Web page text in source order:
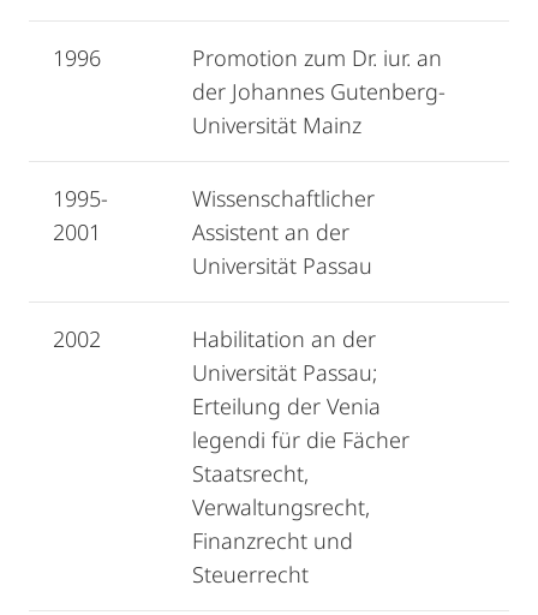
1996
Promotion zum Dr. iur. an
der Johannes Gutenberg-
Universität Mainz
1995-
2001
Wissenschaftlicher
Assistent an der
Universität Passau
2002
Habilitation an der
Universität Passau;
Erteilung der Venia
legendi für die Fächer
Staatsrecht,
Verwaltungsrecht,
Finanzrecht und
Steuerrecht